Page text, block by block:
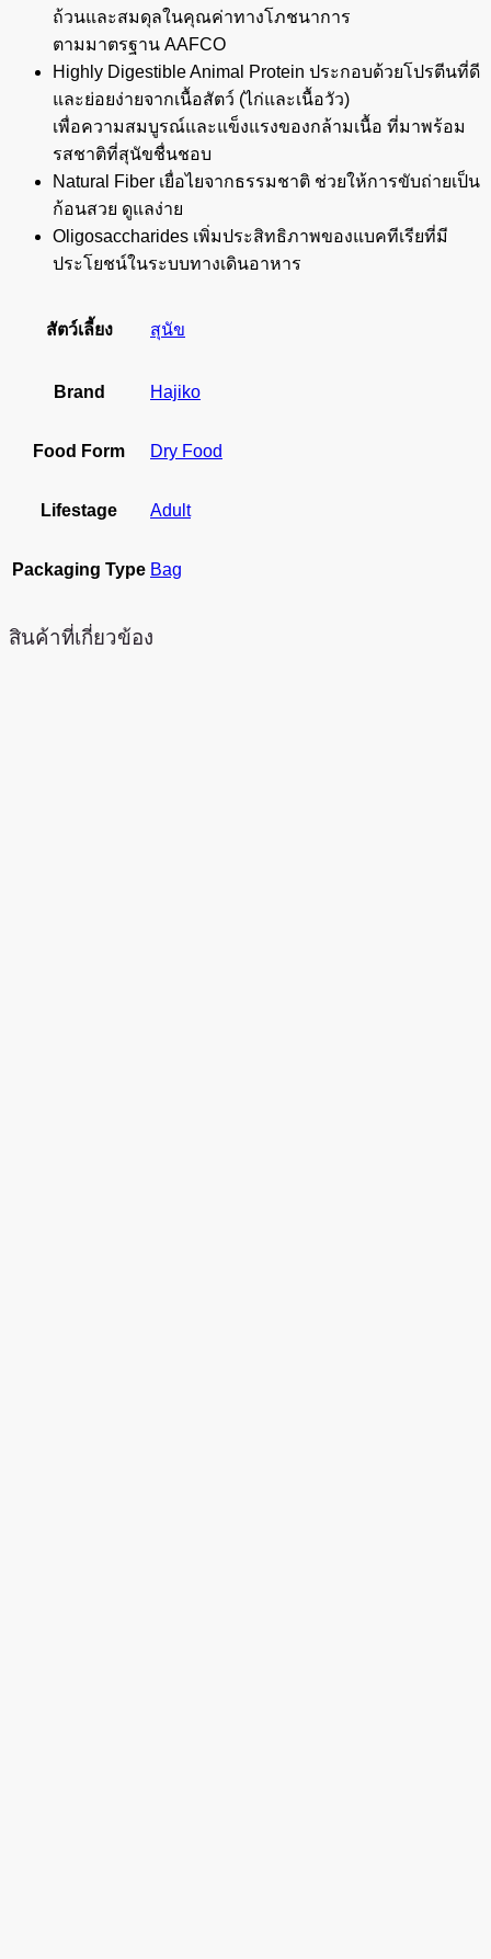
ถ้วนและสมดุลในคุณค่าทางโภชนาการ
ตามมาตรฐาน AAFCO
Highly Digestible Animal Protein ประกอบด้วยโปรตีนที่ดี
และย่อยง่ายจากเนื้อสัตว์ (ไก่และเนื้อวัว)
เพื่อความสมบูรณ์และแข็งแรงของกล้ามเนื้อ ที่มาพร้อม
รสชาติที่สุนัขชื่นชอบ
Natural Fiber เยื่อไยจากธรรมชาติ ช่วยให้การขับถ่ายเป็น
ก้อนสวย ดูแลง่าย
Oligosaccharides เพิ่มประสิทธิภาพของแบคทีเรียที่มี
ประโยชน์ในระบบทางเดินอาหาร
สัตว์เลี้ยง สุนัข
Brand Hajiko
Food Form Dry Food
Lifestage Adult
Packaging Type Bag
สินค้าที่เกี่ยวข้อง